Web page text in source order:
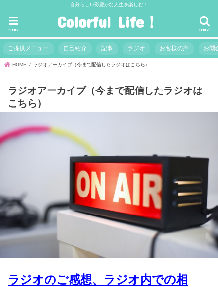
自分らしい彩豊かな人生を楽しむ！
Colorful Life！ search
menu
ご提供メニュー 自己紹介 記事 ラジオ お客様の声 お問
HOME ラジオアーカイブ（今まで配信したラジオはこちら）
ラジオアーカイブ（今まで配信したラジオは
こちら）
ラジオのご感想、ラジオ内での相